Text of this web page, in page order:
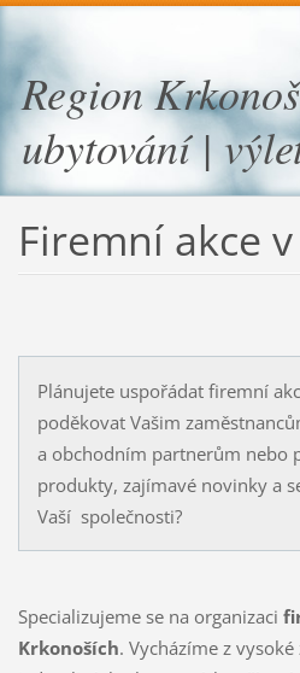
Region
ubytování |
Firemní akce
Plánujete uspořádat firemní
poděkovat Vašim
a obchodním partnerům nebo
produkty, zajímavé novinky a
Vaší společnosti?
Specializujeme se na organizaci
Krkonoších. Vycházíme z